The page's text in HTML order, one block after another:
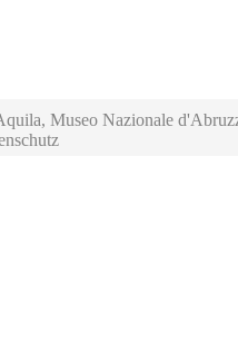
Museo Nazionale